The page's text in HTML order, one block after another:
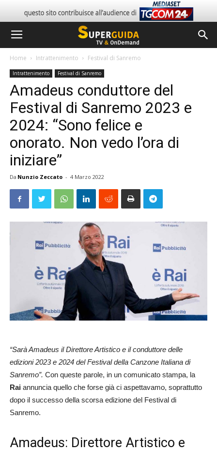
Home Intrattenimento Festival di Sanremo
Intrattenimento Festival di Sanremo
Amadeus conduttore del
Festival di Sanremo 2023 e
2024: “Sono felice e
onorato. Non vedo l’ora di
iniziare”
Da Nunzio Zeccato - 4 Marzo 2022
“Sarà Amadeus il Direttore Artistico e il conduttore delle
edizioni 2023 e 2024 del Festival della Canzone Italiana di
Sanremo”. Con queste parole, in un comunicato stampa, la
Rai annuncia quello che forse già ci aspettavamo, soprattutto
dopo il successo della scorsa edizione del Festival di
Sanremo.
Amadeus: Direttore Artistico e